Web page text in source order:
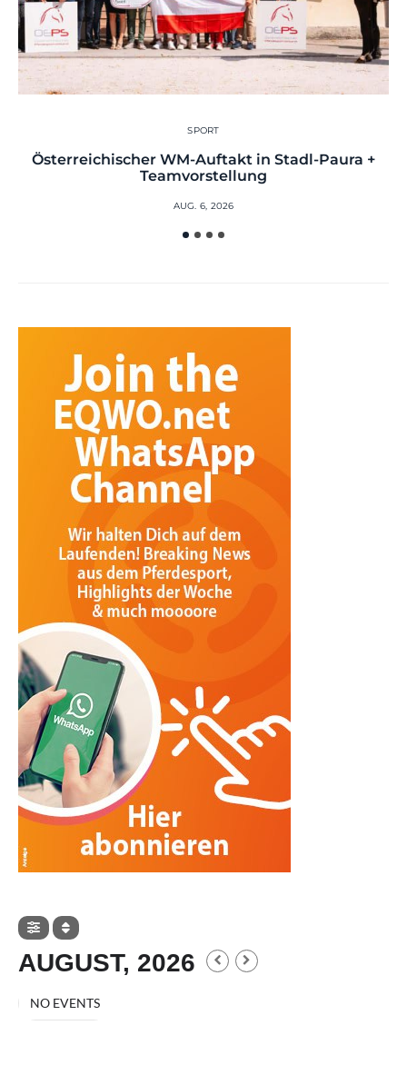
SPORT
Österreichischer WM-Auftakt in Stadl-Paura +
Teamvorstellung
AUG. 6, 2026
AUGUST, 2026
NO EVENTS